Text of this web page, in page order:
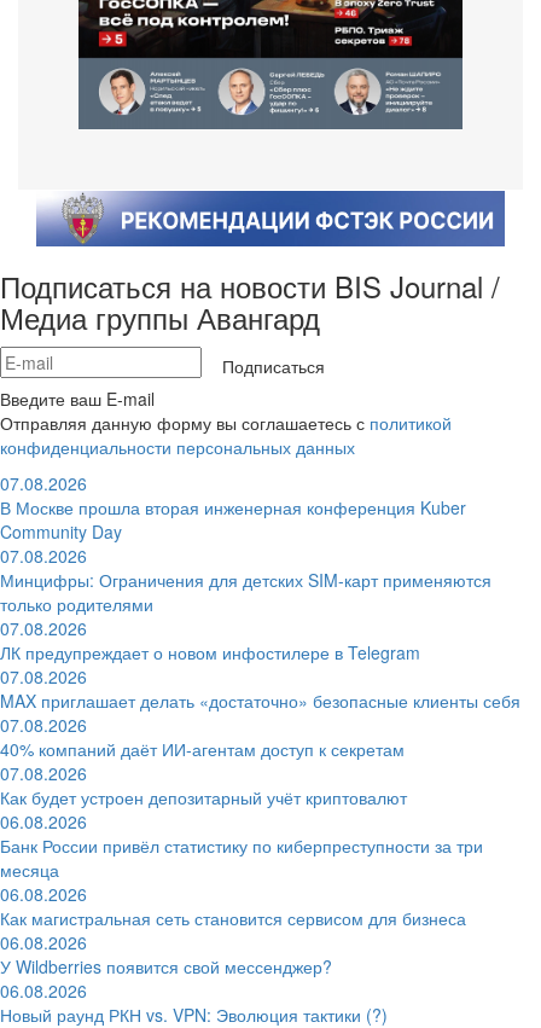
Подписаться на новости BIS Journal /
Медиа группы Авангард
Подписаться
Введите ваш E-mail
Отправляя данную форму вы соглашаетесь с политикой
конфиденциальности персональных данных
07.08.2026
В Москве прошла вторая инженерная конференция Kuber
Community Day
07.08.2026
Минцифры: Ограничения для детских SIM-карт применяются
только родителями
07.08.2026
ЛК предупреждает о новом инфостилере в Telegram
07.08.2026
MAX приглашает делать «достаточно» безопасные клиенты себя
07.08.2026
40% компаний даёт ИИ‑агентам доступ к секретам
07.08.2026
Как будет устроен депозитарный учёт криптовалют
06.08.2026
Банк России привёл статистику по киберпреступности за три
месяца
06.08.2026
Как магистральная сеть становится сервисом для бизнеса
06.08.2026
У Wildberries появится свой мессенджер?
06.08.2026
Новый раунд РКН vs. VPN: Эволюция тактики (?)